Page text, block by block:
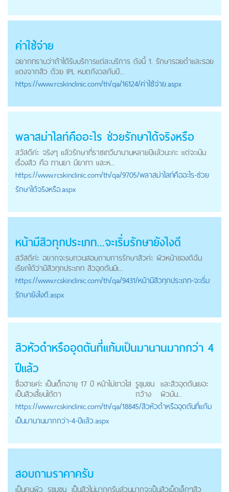
ค่าใช้จ่าย
อยากทราบว่าถ้าได้รับบริการแต่ละบริการ ดังนี้ 1. รักษารอยดำและรอย
แดงจากสิว ด้วย IPL หมดกังวลกับปั...
https://www.rcskinclinic.com/th/qa/16124/ค่าใช้จ่าย.aspx
พลาสม่าไลท์คืออะไร ช่วยรักษาได้จริงหรือ
สวัสดีค่ะ จริงๆ แล้วรักษาที่ราชเทวีมานานหลายปีแล้วนะคะ แต่จะเน้น
เรื่องสิว คือ ทานยา มียาทา และห...
https://www.rcskinclinic.com/th/qa/9705/พลาสม่าไลท์คืออะไร-ช่วย
รักษาได้จริงหรือ.aspx
หน้ามีสิวทุกประเภท...จะเริ่มรักษายังไงดี
สวัสดีค่ะ อยากจะรบกวนสอบถามการรักษาสิวค่ะ ผิวหน้าของดิฉัน
เรียกได้ว่ามีสิวทุกประเภท สิวอุดตันมีเ...
https://www.rcskinclinic.com/th/qa/9431/หน้ามีสิวทุกประเภท-จะเริ่ม
รักษายังไงดี.aspx
สิวหัวดำหรืออุดตันที่แก้มเป็นมานานมากกว่า 4
ปีแล้ว
ชื่อฮายค่ะ เป็นเด็กอายุ 17 ปี หน้าไม่ขาวใส
เป็นสิวเสี้ยนใต้ตา
รูขุมขน
กว้าง
และสิวอุดตันเยอะ
ผิวมัน...
https://www.rcskinclinic.com/th/qa/18845/สิวหัวดำหรืออุดตันที่แก้ม
เป็นมานานมากกว่า-4-ปีแล้ว.aspx
สอบถามราคาครับ
เป็นคนผิว รูขุมขน เป็นสิวไม่มากครับส่วนมากจะเป็นสิวเม็ดเล็กๆสิว